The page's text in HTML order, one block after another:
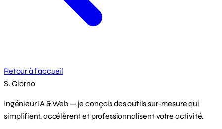
Retour à l'accueil
S. Giorno
Ingénieur IA & Web — je conçois des outils sur-mesure qui
simplifient, accélèrent et professionnalisent votre activité.